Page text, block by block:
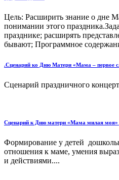
Цель: Расширить знание о дне
понимании этого
празднике; расширять
бывают; Программное
.Сценарий ко Дню Матери «Мама – первое
Сценарий праздничного
Сценарий к Дню матери «Мама милая моя»
Формирование у детей
отношения к маме, умения
и действиями....